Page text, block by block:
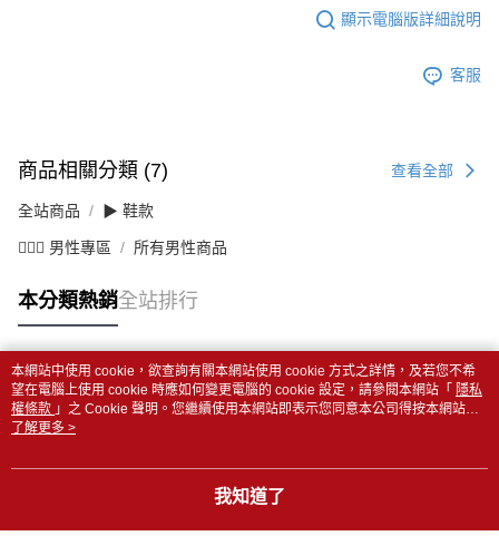
顯示電腦版詳細說明
客服
商品相關分類 (7) 查看全部
全站商品 ▶ 鞋款
💁🏻‍♂️ 男性專區 所有男性商品
本分類熱銷全站排行
熱門標籤
本網站中使用 cookie，欲查詢有關本網站使用 cookie 方式之詳情，及若您不希
望在電腦上使用 cookie 時應如何變更電腦的 cookie 設定，請參閱本網站「 隱私
權條款 」之 Cookie 聲明。您繼續使用本網站即表示您同意本公司得按本網站使
用條款之 Cookie 聲明使用 cookie。
了解更多 >
我知道了